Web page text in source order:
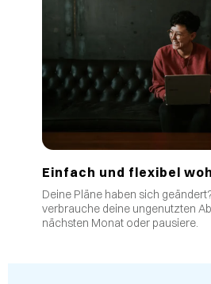
Einfach und flexibel
Deine Pläne haben sich
verbrauche deine ungenutzten
nächsten Monat oder pausiere.